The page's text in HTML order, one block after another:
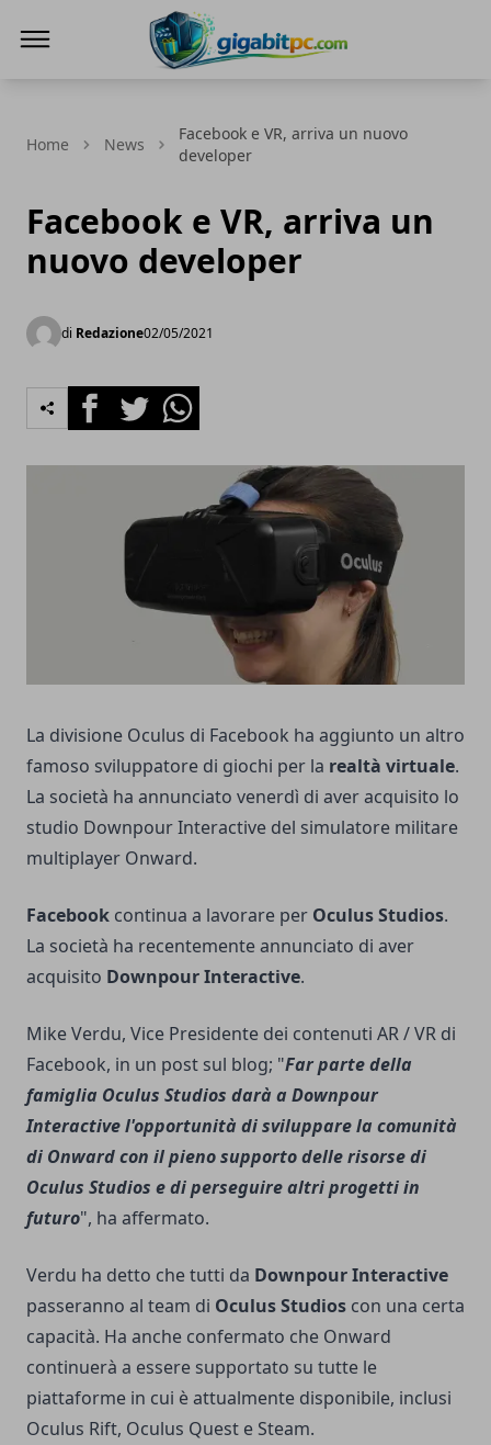
Home News
Facebook e VR, arriva un nuovo
developer
Facebook e VR, arriva un
nuovo developer
di Redazione02/05/2021
FacebookTwitterWhatsapp
La divisione Oculus di Facebook ha aggiunto un altro
famoso sviluppatore di giochi per la realtà virtuale.
La società ha annunciato venerdì di aver acquisito lo
studio Downpour Interactive del simulatore militare
multiplayer Onward.
Facebook continua a lavorare per Oculus Studios.
La società ha recentemente annunciato di aver
acquisito Downpour Interactive.
Mike Verdu, Vice Presidente dei contenuti AR / VR di
Facebook, in un post sul blog; "Far parte della
famiglia Oculus Studios darà a Downpour
Interactive l'opportunità di sviluppare la comunità
di Onward con il pieno supporto delle risorse di
Oculus Studios e di perseguire altri progetti in
futuro", ha affermato.
Verdu ha detto che tutti da Downpour Interactive
passeranno al team di Oculus Studios con una certa
capacità. Ha anche confermato che Onward
continuerà a essere supportato su tutte le
piattaforme in cui è attualmente disponibile, inclusi
Oculus Rift, Oculus Quest e Steam.